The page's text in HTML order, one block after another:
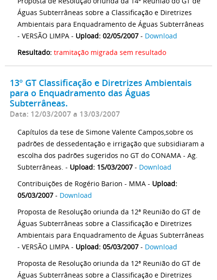
Águas Subterrâneas sobre a Classificação e Diretrizes
Ambientais para Enquadramento de Águas Subterrâneas
- VERSÃO LIMPA - Upload: 02/05/2007 - Download
Resultado: tramitação migrada sem resultado
13º GT Classificação e Diretrizes Ambientais
para o Enquadramento das Águas
Subterrâneas.
Data: 12/03/2007 a 13/03/2007
Capítulos da tese de Simone Valente Campos,sobre os
padrões de dessedentação e irrigação que subsidiaram a
escolha dos padrões sugeridos no GT do CONAMA - Ag.
Subterrâneas. - Upload: 15/03/2007 - Download
Contribuições de Rogério Barion - MMA - Upload:
05/03/2007 - Download
Proposta de Resolução oriunda da 12ª Reunião do GT de
Águas Subterrâneas sobre a Classificação e Diretrizes
Ambientais para Enquadramento de Águas Subterrâneas
- VERSÃO LIMPA - Upload: 05/03/2007 - Download
Proposta de Resolução oriunda da 12ª Reunião do GT de
Águas Subterrâneas sobre a Classificação e Diretrizes